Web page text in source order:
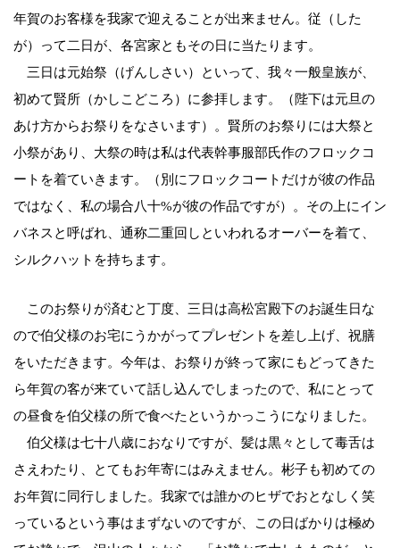
年賀のお客様を我家で迎えることが出来ません。従（した
が）って二日が、各宮家ともその日に当たります。
三日は元始祭（げんしさい）といって、我々一般皇族が、
初めて賢所（かしこどころ）に参拝します。（陛下は元旦の
あけ方からお祭りをなさいます）。賢所のお祭りには大祭と
小祭があり、大祭の時は私は代表幹事服部氏作のフロックコ
ートを着ていきます。（別にフロックコートだけが彼の作品
ではなく、私の場合八十%が彼の作品ですが）。その上にイン
バネスと呼ばれ、通称二重回しといわれるオーバーを着て、
シルクハットを持ちます。
このお祭りが済むと丁度、三日は高松宮殿下のお誕生日な
ので伯父様のお宅にうかがってプレゼントを差し上げ、祝膳
をいただきます。今年は、お祭りが終って家にもどってきた
ら年賀の客が来ていて話し込んでしまったので、私にとって
の昼食を伯父様の所で食べたというかっこうになりました。
伯父様は七十八歳におなりですが、髪は黒々として毒舌は
さえわたり、とてもお年寄にはみえません。彬子も初めての
お年賀に同行しました。我家では誰かのヒザでおとなしく笑
っているという事はまずないのですが、この日ばかりは極め